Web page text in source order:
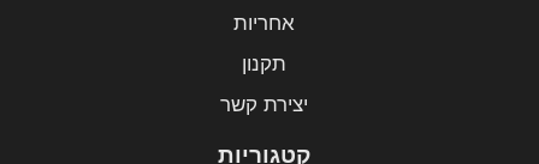
אחריות
תקנון
יצירת קשר
קטגוריות